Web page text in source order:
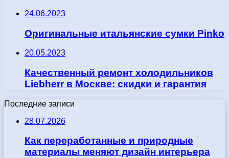
24.06.2023
Оригинальные итальянские сумки Pinko
20.05.2023
Качественный ремонт холодильников
Liebherr в Москве: скидки и гарантия
Последние записи
28.07.2026
Как переработанные и природные
материалы меняют дизайн интерьера